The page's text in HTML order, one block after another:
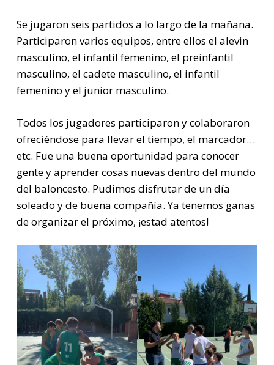
Se jugaron seis partidos a lo largo de la mañana.
Participaron varios equipos, entre ellos el alevin
masculino, el infantil femenino, el preinfantil
masculino, el cadete masculino, el infantil
femenino y el junior masculino.
Todos los jugadores participaron y colaboraron
ofreciéndose para llevar el tiempo, el marcador…
etc. Fue una buena oportunidad para conocer
gente y aprender cosas nuevas dentro del mundo
del baloncesto. Pudimos disfrutar de un día
soleado y de buena compañía. Ya tenemos ganas
de organizar el próximo, ¡estad atentos!